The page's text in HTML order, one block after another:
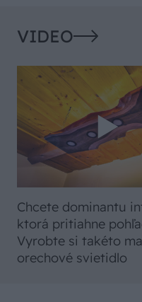
VIDEO
Chcete dominantu
ktorá pritiahne
Vyrobte si takéto
orechové svietidlo